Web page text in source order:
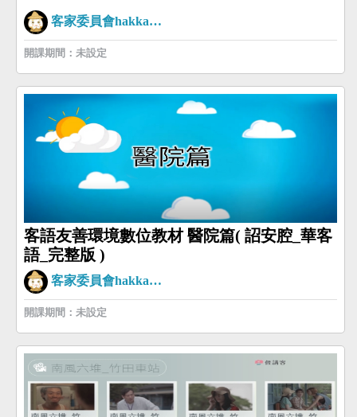
客家委員會hakkaman
開課期間：未設定
客語友善環境數位教材 醫院篇( 詔安腔_華客
語_完整版 )
客家委員會hakkaman
開課期間：未設定